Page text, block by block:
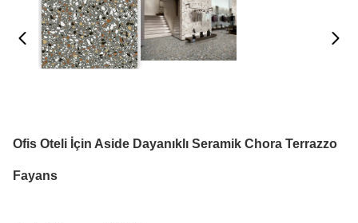
Ofis Oteli İçin Aside Dayanıklı Seramik Chora Terrazzo
Fayans